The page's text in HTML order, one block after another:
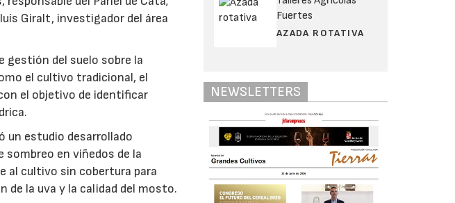
Giralt, investigador del área
gestión del suelo sobre la
el cultivo tradicional, el
el objetivo de identificar
un estudio desarrollado
en viñedos de la
al cultivo sin cobertura para
de la uva y la calidad del mosto.
Fuertes
AZADA ROTATIVA
NEWSLETTERS